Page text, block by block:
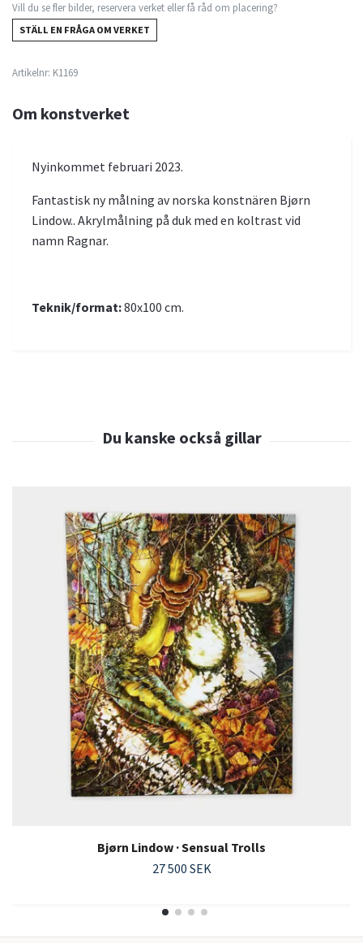
Vill du se fler bilder, reservera verket eller få råd om placering?
STÄLL EN FRÅGA OM VERKET
Artikelnr: K1169
Om konstverket
Nyinkommet februari 2023.
Fantastisk ny målning av norska konstnären Bjørn
Lindow.. Akrylmålning på duk med en koltrast vid
namn Ragnar.
Teknik/format:80x100 cm.
Bjørn Lindow · Sensual Trolls
27 500 SEK